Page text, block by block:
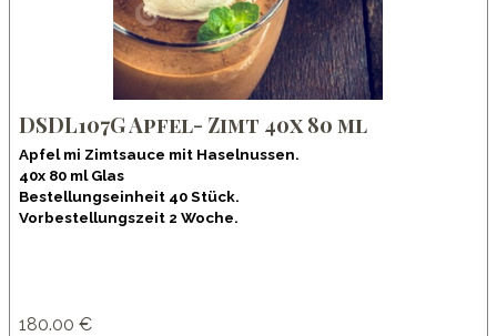
DSDL107G Apfel- Zimt 40x 80 ml
Apfel mi Zimtsauce mit Haselnussen.
40x 80 ml Glas
Bestellungseinheit 40 Stück.
Vorbestellungszeit 2 Woche.
180.00 €